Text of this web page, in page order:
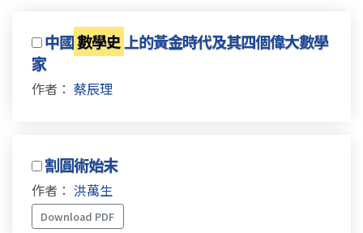
中國數學史上的黃金時代及其四個偉大數學
家
作者： 蔡辰理
割圓術始末
作者： 洪萬生
Download PDF